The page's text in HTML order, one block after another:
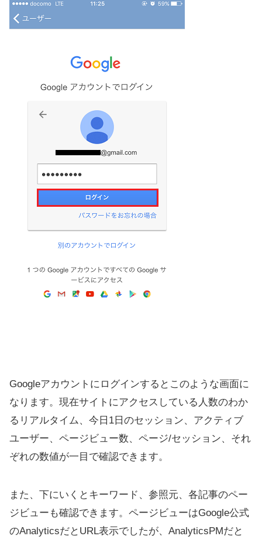
Googleアカウントにログインするとこのような画面に
なります。現在サイトにアクセスしている人数のわか
るリアルタイム、今日1日のセッション、アクティブ
ユーザー、ページビュー数、ページ/セッション、それ
ぞれの数値が一目で確認できます。
また、下にいくとキーワード、参照元、各記事のペー
ジビューも確認できます。ページビューはGoogle公式
のAnalyticsだとURL表示でしたが、AnalyticsPMだと